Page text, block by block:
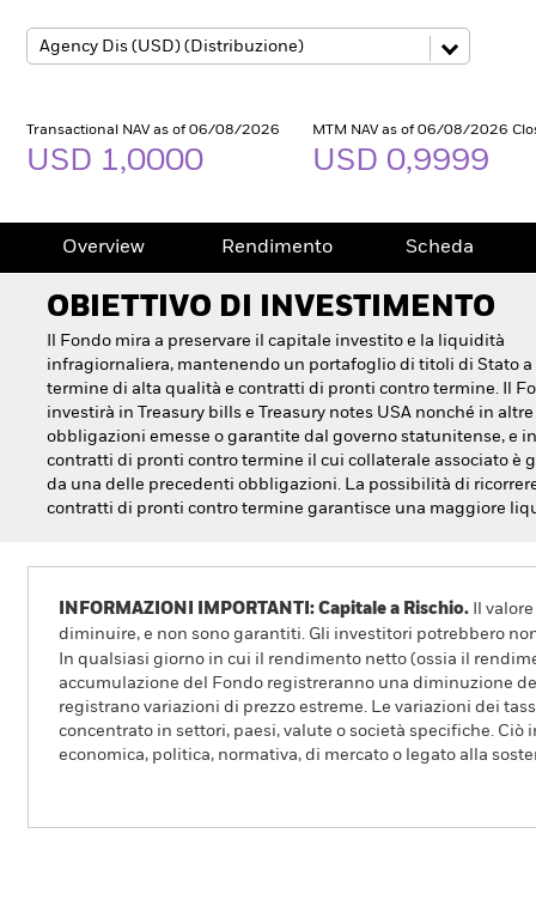
Transactional NAV as of 06/08/2026
USD 1,0000
MTM NAV as of 06/08/2026
USD 0,9999
Overview Rendimento Scheda
OBIETTIVO DI INVESTIMENTO
Il Fondo mira a preservare il capitale investito e la liquidità
infragiornaliera, mantenendo un portafoglio di titoli di Stato a
termine di alta qualità e contratti di pronti contro termine. Il
investirà in Treasury bills e Treasury notes USA nonché in altre
obbligazioni emesse o garantite dal governo statunitense, e in
contratti di pronti contro termine il cui collaterale associato è
da una delle precedenti obbligazioni. La possibilità di
contratti di pronti contro termine garantisce una maggiore
INFORMAZIONI IMPORTANTI: Capitale a Rischio. Il
diminuire, e non sono garantiti. Gli investitori potrebbero
In qualsiasi giorno in cui il rendimento netto (ossia il
accumulazione del Fondo registreranno una diminuzione
registrano variazioni di prezzo estreme. Le variazioni dei
concentrato in settori, paesi, valute o società specifiche.
economica, politica, normativa, di mercato o legato alla